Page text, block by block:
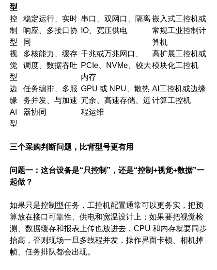
型
控
制
型
稳定运行、实时
响应、多接口协
同
串口、双网口、隔离
IO、宽压供电
嵌入式工控机或
常规工业控制计
算机
视
觉
型
多核能力、缓存
调度、数据吞吐
千兆或万兆网口、
PCIe、NVMe、较大
内存
高扩展工控机或
模块化工控机
边
缘
AI
型
任务编排、多服
务并发、与加速
器协同
GPU 或 NPU、散热
冗余、高速存储、远
程运维
AI工控机或边缘
计算工控机
三个采购判断问题，比背型号更有用
问题一：这台设备是“只控制”，还是“控制+视觉+数据”一
起做？
如果只是控制型任务，工控机配置通常可以更务实，把预
算放在接口可靠性、供电和宽温设计上；如果要把视觉检
测、数据缓存和报表上传也放进去，CPU 和内存就要同步
抬高，否则现场一旦多线程并发，操作界面卡顿、相机掉
帧、任务排队都会出现。